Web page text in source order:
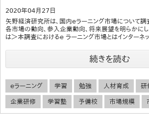
2020年04月27日
矢野経済研究所は、国内eラーニング市場について調
各市場の動向、参入企業動向、将来展望を明らかに
は＞本調査におけるe ラーニング市場とはインターネ
続きを読む
eラーニング 学習 勉強 人材育成 研
企業研修 学習塾 予備校 市場規模